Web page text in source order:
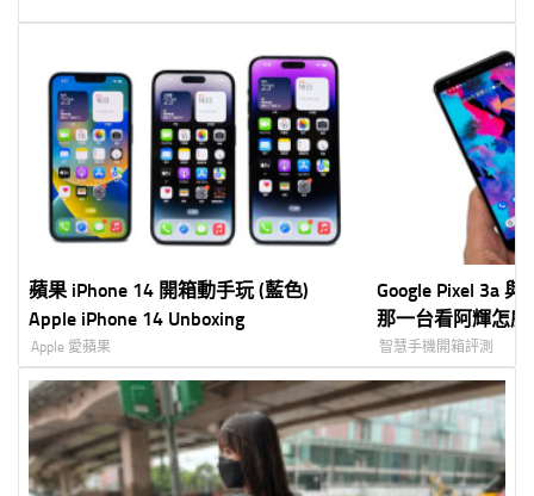
蘋果 iPhone 14 開箱動手玩 (藍色)
Apple iPhone 14 Unboxing
Apple 愛蘋果
Google Pixel 3a 與
那一台看阿輝怎
智慧手機開箱評測